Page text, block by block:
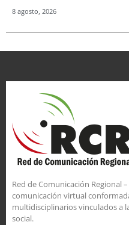
8 agosto, 2026
Red de Comunicación Regional
comunicación virtual
multidisciplinarios vinculados a
social.